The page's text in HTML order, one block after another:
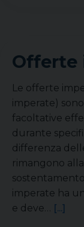
Offerte
Le offerte
imperate)
facoltative
durante
differenza
rimangono
imperate ha
e deve… [...]